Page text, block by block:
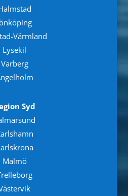
Värmland
Lysekil
Varberg
Syd
Malmö